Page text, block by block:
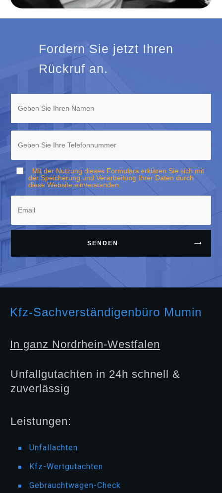
Fordern Sie jetzt Ihren
Rückruf an.
Mit der Nutzung dieses Formulars erklären Sie sich mit
der Speicherung und Verarbeitung Ihrer Daten durch
diese Website einverstanden.
SENDEN
Kfz-Sachverständigenbüro Mumin
In ganz Nordrhein-Westfalen
Unfallgutachten in 24h schnell &
zuverlässig
Leistungen:
Unfallachten
Kfz-Wertgutachten
Gebrauchtwagen-Check